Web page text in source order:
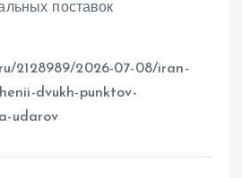
поставок
2128989/2026-07-08/iran-
dvukh-punktov-
udarov